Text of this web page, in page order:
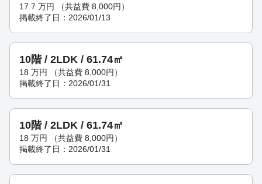
17.7 万円 （共益費 8,000円）
掲載終了日：2026/01/13
10階 / 2LDK / 61.74㎡
18 万円 （共益費 8,000円）
掲載終了日：2026/01/31
10階 / 2LDK / 61.74㎡
18 万円 （共益費 8,000円）
掲載終了日：2026/01/31